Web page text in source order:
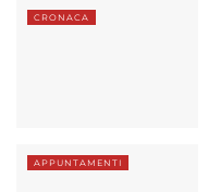
CRONACA
APPUNTAMENTI